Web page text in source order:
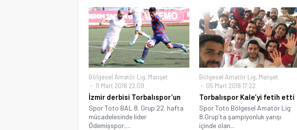
Bölgesel Amatör Lig, Manşet
11 Mart 2018 22:09
İzmir derbisi Torbalıspor’un
Spor Toto BAL 8. Grup 22. hafta
mücadelesinde lider
Ödemişspor,...
Bölgesel Amatör Lig, Manşet
05 Mart 2018 17:22
Torbalıspor Kale’yi fetih etti
Spor Toto Bölgesel Amatör Lig
8.Grup’ta şampiyonluk yarışı
içinde olan...